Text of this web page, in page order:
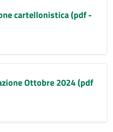
cartellonistica (pdf -
Ottobre 2024 (pdf